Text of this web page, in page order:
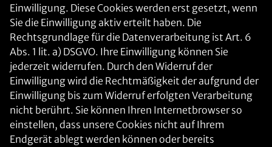
Einwilligung. Diese Cookies werden erst gesetzt, wenn
Sie die Einwilligung aktiv erteilt haben. Die
Rechtsgrundlage für die Datenverarbeitung ist Art. 6
Abs. 1 lit. a) DSGVO. Ihre Einwilligung können Sie
jederzeit widerrufen. Durch den Widerruf der
Einwilligung wird die Rechtmäßigkeit der aufgrund der
Einwilligung bis zum Widerruf erfolgten Verarbeitung
nicht berührt. Sie können Ihren Internetbrowser so
einstellen, dass unsere Cookies nicht auf Ihrem
Endgerät ablegt werden können oder bereits